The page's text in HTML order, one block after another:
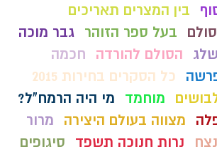
בין המצרים תאריכים
בעל ספר הזוהר
גבר מוכה
הסולם להורדה
חכמה
כל הסקרים בחירות 2015
מוחמד
מי היה הרמח"ל?
מצווה בעולם היצירה
מרור
נצח נרות חנוכה תשפד
סיגופים